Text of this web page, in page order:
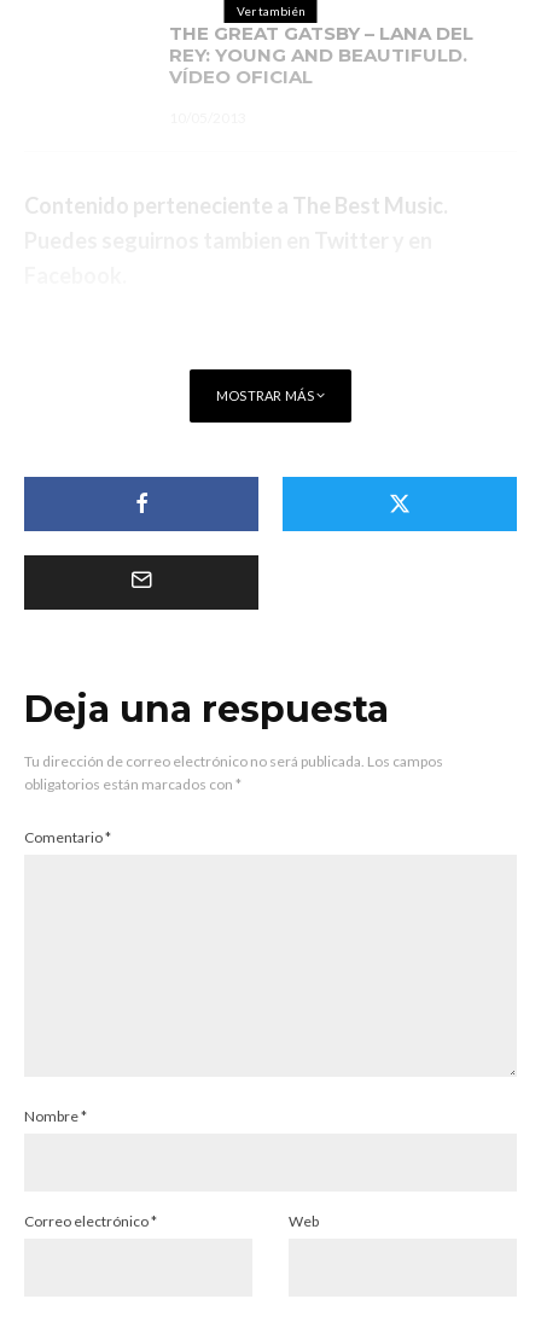
Ver también
THE GREAT GATSBY – LANA DEL
REY: YOUNG AND BEAUTIFULD.
VÍDEO OFICIAL
Contenido perteneciente a The Best Music.
MOSTRAR MÁS
Deja una respuesta
Tu dirección de correo electrónico no será publicada. Los campos
obligatorios están marcados con *
Comentario*
Nombre*
Correo electrónico* Web